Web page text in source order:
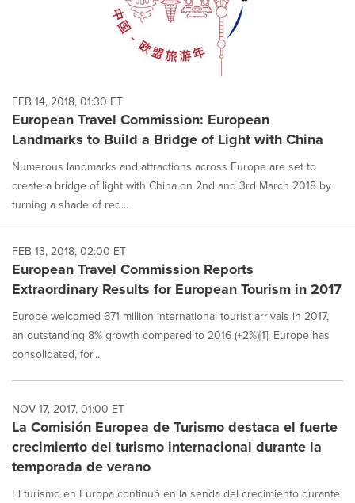
FEB 14, 2018, 01:30 ET
European Travel Commission: European
Landmarks to Build a Bridge of Light with China
Numerous landmarks and attractions across Europe are set to
create a bridge of light with China on 2nd and 3rd March 2018 by
turning a shade of red...
FEB 13, 2018, 02:00 ET
European Travel Commission Reports
Extraordinary Results for European Tourism in 2017
Europe welcomed 671 million international tourist arrivals in 2017,
an outstanding 8% growth compared to 2016 (+2%)[1]. Europe has
consolidated, for...
NOV 17, 2017, 01:00 ET
La Comisión Europea de Turismo destaca el fuerte
crecimiento del turismo internacional durante la
temporada de verano
El turismo en Europa continuó en la senda del crecimiento durante